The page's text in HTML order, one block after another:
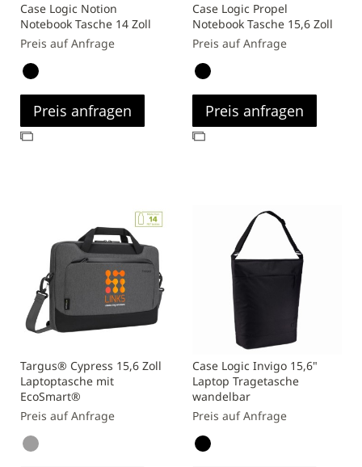
Case Logic Notion
Notebook Tasche 14 Zoll
Preis auf Anfrage
Preis anfragen
Zur
Case Logic Propel
Notebook Tasche 15,6 Zoll
Preis auf Anfrage
Preis anfragen
Zur
Targus® Cypress 15,6 Zoll
Laptoptasche mit
EcoSmart®
Preis auf Anfrage
Case Logic Invigo 15,6"
Laptop Tragetasche
wandelbar
Preis auf Anfrage